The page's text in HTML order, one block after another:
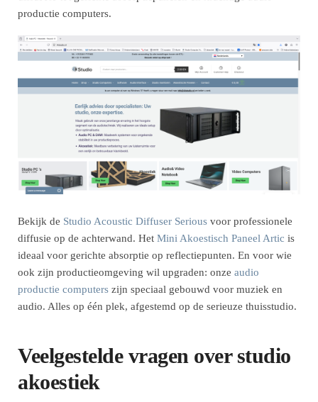
productie computers.
Bekijk de Studio Acoustic Diffuser Serious voor professionele
diffusie op de achterwand. Het Mini Akoestisch Paneel Artic is
ideaal voor gerichte absorptie op reflectiepunten. En voor wie
ook zijn productieomgeving wil upgraden: onze audio
productie computers zijn speciaal gebouwd voor muziek en
audio. Alles op één plek, afgestemd op de serieuze thuisstudio.
Veelgestelde vragen over studio
akoestiek